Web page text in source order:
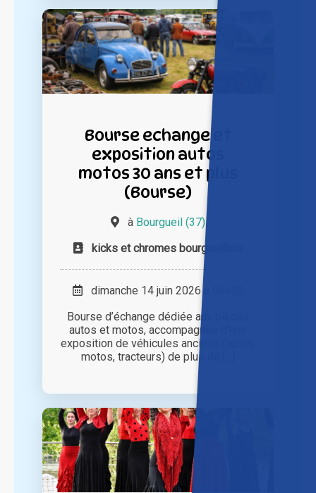
Bourse echange et
exposition autos
motos 30 ans et plus
(Bourse)
à Bourgueil (37)
kicks et chromes bourgueillois
dimanche 14 juin 2026 à 06h30
Bourse d’échange dédiée aux pièces
autos et motos, accompagnée d’une
exposition de véhicules anciens (autos,
motos, tracteurs) de plus de [...]